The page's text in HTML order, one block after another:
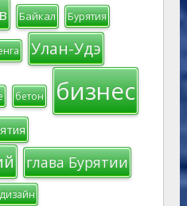
Байкал Бурятия
Улан-Удэ
бетон бизнес
глава Бурятии